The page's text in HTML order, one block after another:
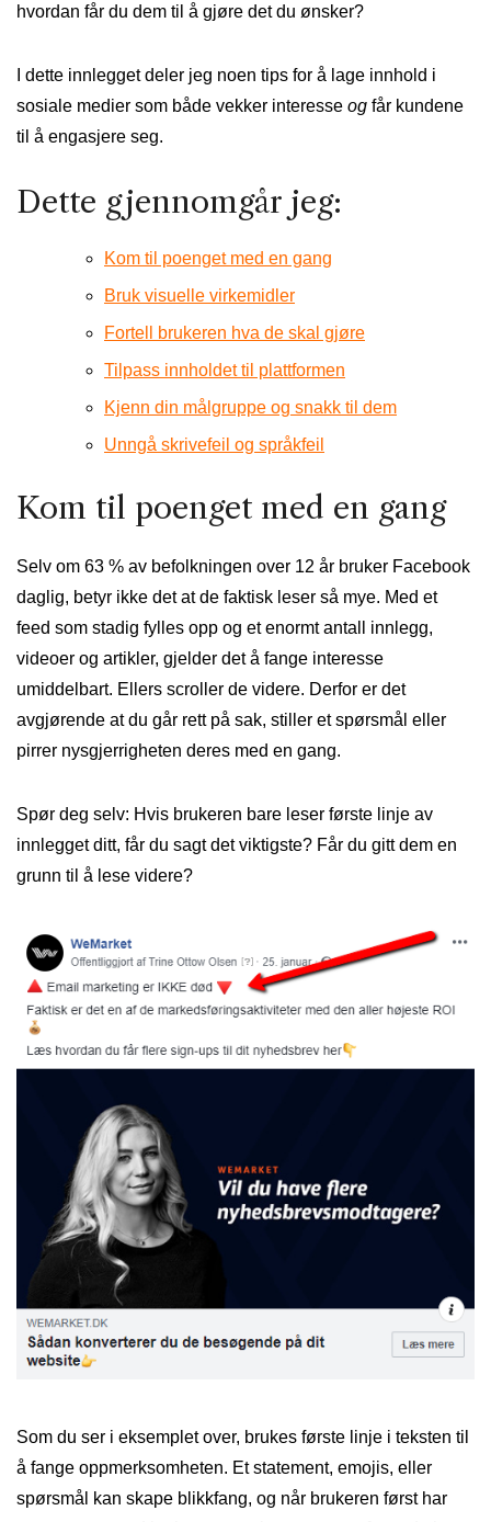
hvordan får du dem til å gjøre det du ønsker?
I dette innlegget deler jeg noen tips for å lage innhold i
sosiale medier som både vekker interesse og får kundene
til å engasjere seg.
Dette gjennomgår jeg:
Kom til poenget med en gang
Bruk visuelle virkemidler
Fortell brukeren hva de skal gjøre
Tilpass innholdet til plattformen
Kjenn din målgruppe og snakk til dem
Unngå skrivefeil og språkfeil
Kom til poenget med en gang
Selv om 63 % av befolkningen over 12 år bruker Facebook
daglig, betyr ikke det at de faktisk leser så mye. Med et
feed som stadig fylles opp og et enormt antall innlegg,
videoer og artikler, gjelder det å fange interesse
umiddelbart. Ellers scroller de videre. Derfor er det
avgjørende at du går rett på sak, stiller et spørsmål eller
pirrer nysgjerrigheten deres med en gang.
Spør deg selv: Hvis brukeren bare leser første linje av
innlegget ditt, får du sagt det viktigste? Får du gitt dem en
grunn til å lese videre?
Som du ser i eksemplet over, brukes første linje i teksten til
å fange oppmerksomheten. Et statement, emojis, eller
spørsmål kan skape blikkfang, og når brukeren først har